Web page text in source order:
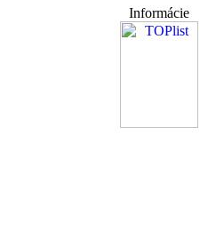
Informácie